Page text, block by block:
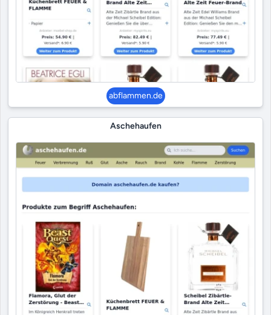
abflammen.de
Aschehaufen